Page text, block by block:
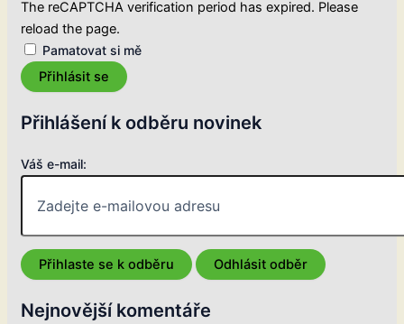
The reCAPTCHA verification period has expired. Please
reload the page.
Pamatovat si mě
Přihlásit se
Přihlášení k odběru novinek
Váš e-mail:
Nejnovější komentáře